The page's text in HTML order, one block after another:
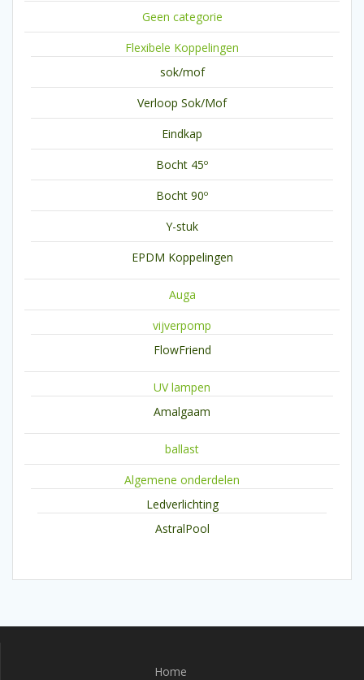
Geen categorie
Flexibele Koppelingen
sok/mof
Verloop Sok/Mof
Eindkap
Bocht 45º
Bocht 90º
Y-stuk
EPDM Koppelingen
Auga
vijverpomp
FlowFriend
UV lampen
Amalgaam
ballast
Algemene onderdelen
Ledverlichting
AstralPool
Home